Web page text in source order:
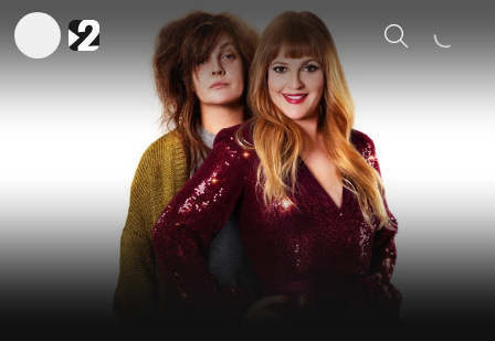
Sök